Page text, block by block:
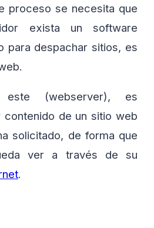
proceso se necesita que
exista un software
para despachar sitios, es
(webserver), es
contenido de un sitio web
solicitado, de forma que
ver a través de su
.